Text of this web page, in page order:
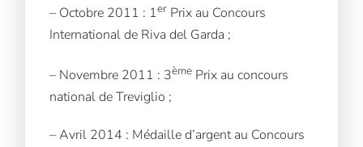
– Octobre 2011 : 1er Prix au Concours
International de Riva del Garda ;
– Novembre 2011 : 3ème Prix au concours
national de Treviglio ;
– Avril 2014 : Médaille d’argent au Concours